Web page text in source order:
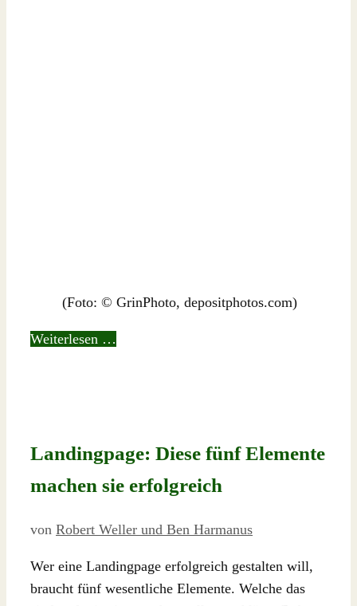
(Foto: © GrinPhoto, depositphotos.com)
Weiterlesen …
Landingpage: Diese fünf Elemente
machen sie erfolgreich
von Robert Weller und Ben Harmanus
Wer eine Landingpage erfolgreich gestalten will,
braucht fünf wesentliche Elemente. Welche das